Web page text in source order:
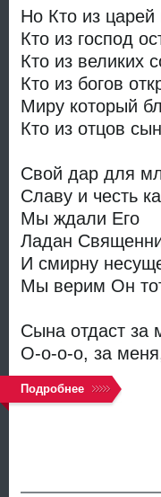
Но Кто из царей
Кто из господ
Кто из великих
Кто из богов
Миру который
Кто из отцов
Свой дар для
Славу и честь
Мы ждали Его
Ладан
И смирну
Мы верим Он
Сына отдаст за
О-о-о-о, за
Подробнее